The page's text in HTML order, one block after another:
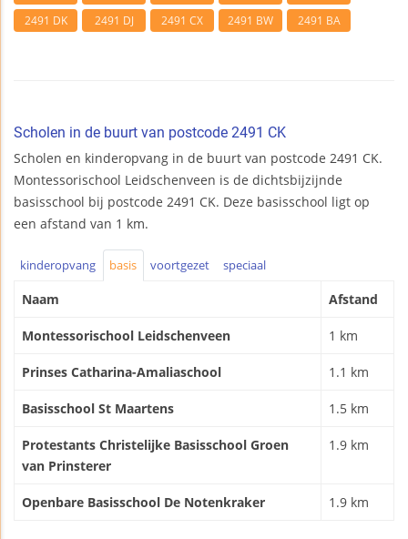
2491 DK
2491 DJ 2491 CX 2491 BW 2491 BA
Scholen in de buurt van postcode 2491 CK
Scholen en kinderopvang in de buurt van postcode 2491 CK.
Montessorischool Leidschenveen is de dichtsbijzijnde
basisschool bij postcode 2491 CK. Deze basisschool ligt op
een afstand van 1 km.
kinderopvang basis voortgezet speciaal
Naam Afstand
Montessorischool Leidschenveen 1 km
Prinses Catharina-Amaliaschool 1.1 km
Basisschool St Maartens 1.5 km
Protestants Christelijke Basisschool Groen
van Prinsterer
1.9 km
Openbare Basisschool De Notenkraker 1.9 km